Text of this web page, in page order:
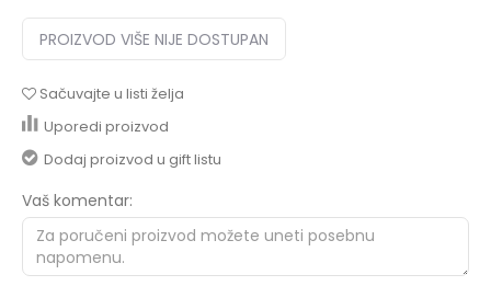
PROIZVOD VIŠE NIJE DOSTUPAN
Sačuvajte u listi želja
Uporedi proizvod
Dodaj proizvod u gift listu
Vaš komentar: